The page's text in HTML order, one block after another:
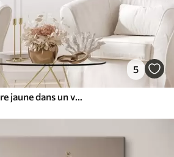
5
Fleurs délicates à centre jaune dans un vase à motifs